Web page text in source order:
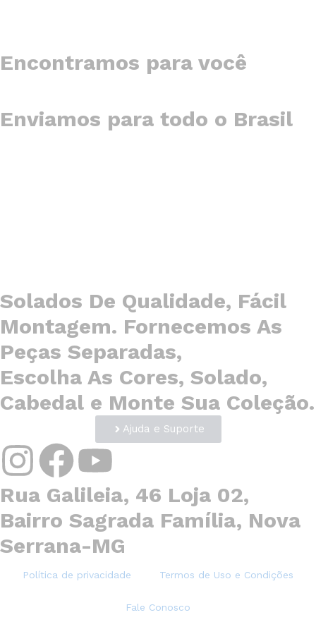
Encontramos para você
Enviamos para todo o Brasil
Solados De Qualidade, Fácil
Montagem. Fornecemos As
Peças Separadas,
Escolha As Cores, Solado,
Cabedal e Monte Sua Coleção.
Ajuda e Suporte
Rua Galileia, 46 Loja 02,
Bairro Sagrada Família, Nova
Serrana-MG
Política de privacidade Termos de Uso e Condições
Fale Conosco